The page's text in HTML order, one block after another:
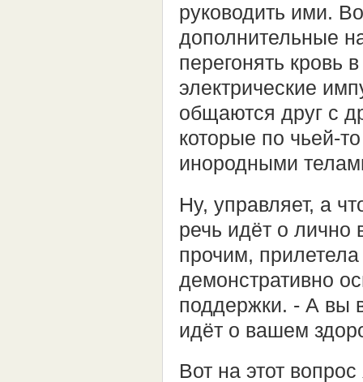
руководить ими.
дополнительные
перегонять кровь
электрические
общаются друг с
которые по чьей-
инородными
Ну, управляет, а
речь идёт о
прочим,
демонстративно
поддержки. - А вы
идёт о вашем
Вот на этот